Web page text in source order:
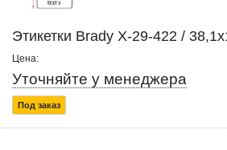
Этикетки Brady X-29-422 /
Цена:
Уточняйте у менеджера
Под заказ